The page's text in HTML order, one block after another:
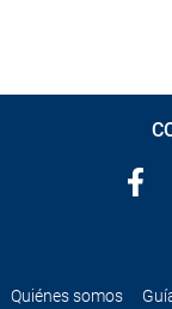
Quiénes somos